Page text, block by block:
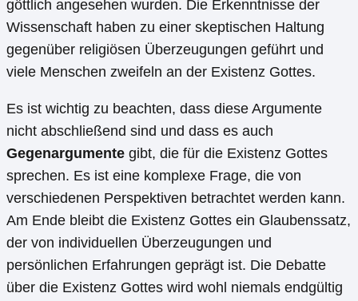
göttlich angesehen wurden. Die Erkenntnisse der
Wissenschaft haben zu einer skeptischen Haltung
gegenüber religiösen Überzeugungen geführt und
viele Menschen zweifeln an der Existenz Gottes.
Es ist wichtig zu beachten, dass diese Argumente
nicht abschließend sind und dass es auch
Gegenargumente gibt, die für die Existenz Gottes
sprechen. Es ist eine komplexe Frage, die von
verschiedenen Perspektiven betrachtet werden kann.
Am Ende bleibt die Existenz Gottes ein Glaubenssatz,
der von individuellen Überzeugungen und
persönlichen Erfahrungen geprägt ist. Die Debatte
über die Existenz Gottes wird wohl niemals endgültig